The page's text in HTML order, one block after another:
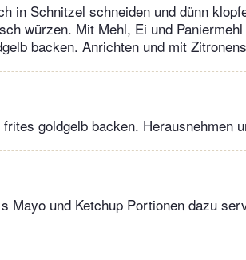
in Schnitzel schneiden und dünn
würzen. Mit Mehl, Ei und
backen. Anrichten und mit
goldgelb backen. Herausnehmen
Mayo und Ketchup Portionen dazu